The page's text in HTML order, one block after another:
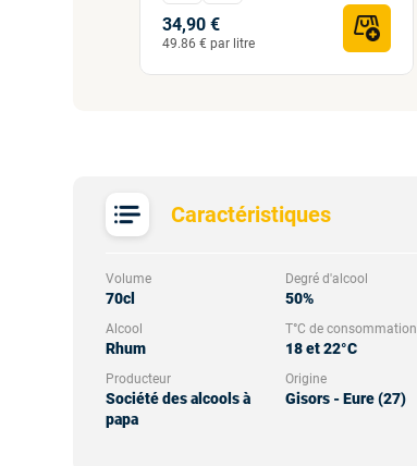
34,90 €
49.86 € par litre
Caractéristiques
Volume
70cl
Degré d'alcool
50%
Alcool
Rhum
T°C de consommation
18 et 22°C
Producteur
Société des alcools à
papa
Origine
Gisors - Eure (27)